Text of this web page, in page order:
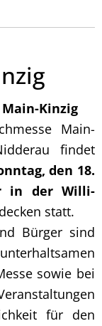
Kinzig
Main-
findet
den 18.
in der Willi-
statt.
Bürger sind
sowie bei
für den